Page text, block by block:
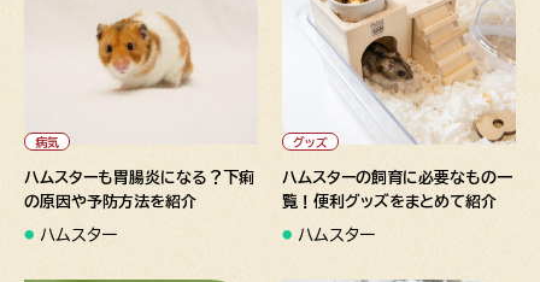
" alt="ハムスターも胃腸炎に
を紹介">
病気
ハムスターも胃腸炎になる？下痢
の原因や予防方法を紹介
ハムスター
" alt="ハムスターの飼育に必
要なもの一覧！便利グッズをま
とめて紹介">
グッズ
ハムスターの飼育に必要なもの一
覧！便利グッズをまとめて紹介
ハムスター